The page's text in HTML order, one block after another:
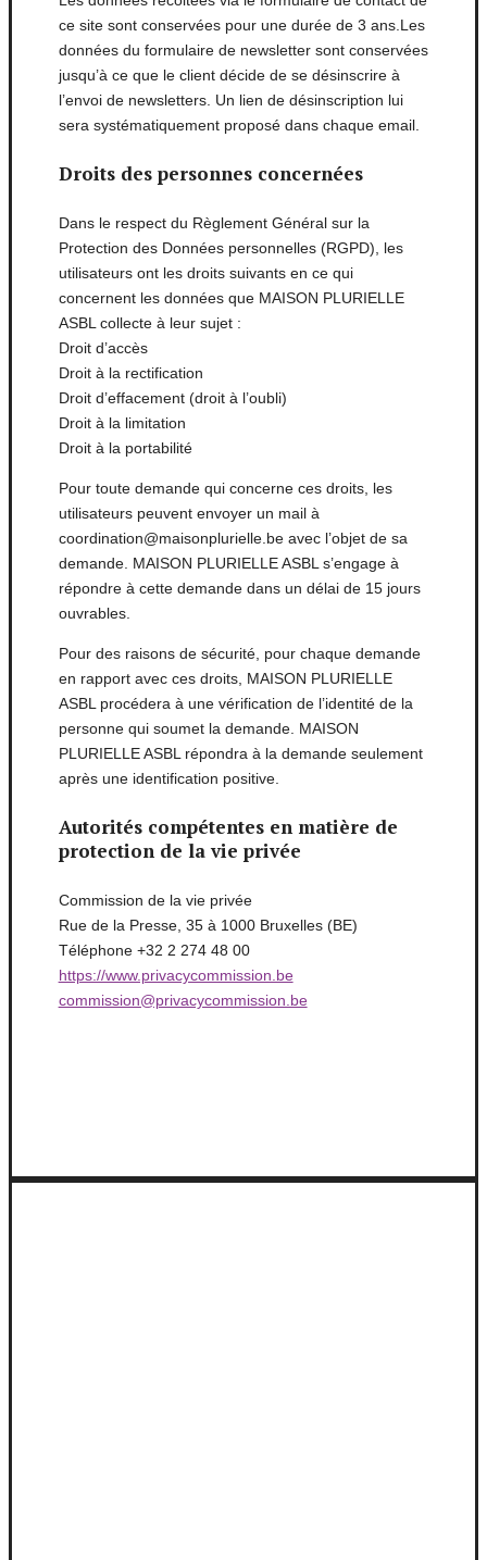
ce site sont conservées pour une durée de 3 ans.Les
données du formulaire de newsletter sont conservées
jusqu’à ce que le client décide de se désinscrire à
l’envoi de newsletters. Un lien de désinscription lui
sera systématiquement proposé dans chaque email.
Droits des personnes concernées
Dans le respect du Règlement Général sur la
Protection des Données personnelles (RGPD), les
utilisateurs ont les droits suivants en ce qui
concernent les données que MAISON PLURIELLE
ASBL collecte à leur sujet :
Droit d’accès
Droit à la rectification
Droit d’effacement (droit à l’oubli)
Droit à la limitation
Droit à la portabilité
Pour toute demande qui concerne ces droits, les
utilisateurs peuvent envoyer un mail à
coordination@maisonplurielle.be avec l’objet de sa
demande. MAISON PLURIELLE ASBL s’engage à
répondre à cette demande dans un délai de 15 jours
ouvrables.
Pour des raisons de sécurité, pour chaque demande
en rapport avec ces droits, MAISON PLURIELLE
ASBL procédera à une vérification de l’identité de la
personne qui soumet la demande. MAISON
PLURIELLE ASBL répondra à la demande seulement
après une identification positive.
Autorités compétentes en matière de
protection de la vie privée
Commission de la vie privée
Rue de la Presse, 35 à 1000 Bruxelles (BE)
Téléphone +32 2 274 48 00
https://www.privacycommission.be
commission@privacycommission.be